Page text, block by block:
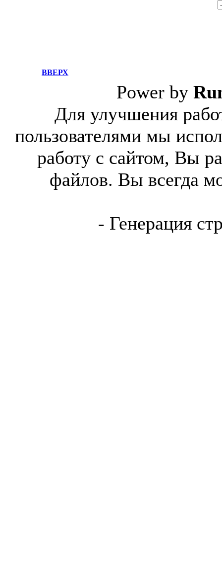
ВВЕРХ
Power by
Для улучшения
пользователями мы
работу с сайтом, Вы
файлов. Вы всегда
- Генерация